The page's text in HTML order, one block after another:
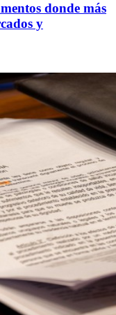
donde más
y